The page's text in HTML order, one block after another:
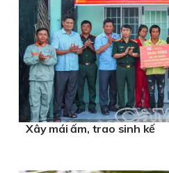
Xây mái ấm, trao sinh kế